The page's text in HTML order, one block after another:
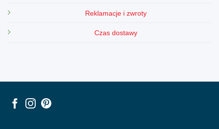
Reklamacje i zwroty
Czas dostawy